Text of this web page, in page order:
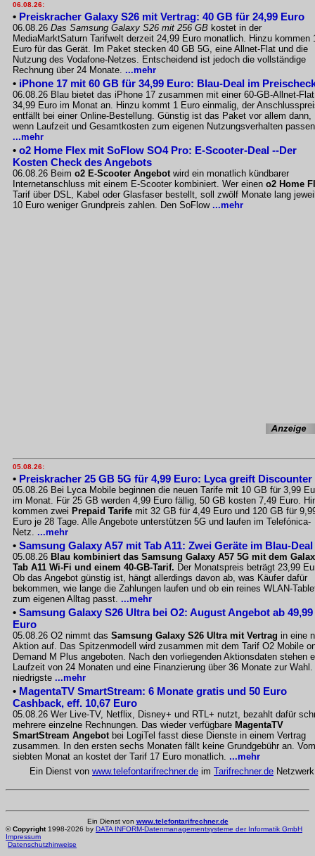
06.08.26:
• Preiskracher Galaxy S26 mit Vertrag: 40 GB für 24,99 Euro
06.08.26 Das Samsung Galaxy S26 mit 256 GB kostet in der
MediaMarktSaturn Tarifwelt derzeit 24,99 Euro monatlich. Hinzu kommen
Euro für das Gerät. Im Paket stecken 40 GB 5G, eine Allnet-Flat und die
Nutzung des Vodafone-Netzes. Entscheidend ist jedoch die vollständige
Rechnung über 24 Monate. ...mehr
• iPhone 17 mit 60 GB für 34,99 Euro: Blau-Deal im
06.08.26 Blau bietet das iPhone 17 zusammen mit einer 60-GB-Allnet-
34,99 Euro im Monat an. Hinzu kommt 1 Euro einmalig, der
entfällt bei einer Online-Bestellung. Günstig ist das Paket vor allem dann,
wenn Laufzeit und Gesamtkosten zum eigenen Nutzungsverhalten
...mehr
• o2 Home Flex mit SoFlow SO4 Pro: E-Scooter-Deal --Der
Kosten Check des Angebots
06.08.26 Beim o2 E-Scooter Angebotwird ein monatlich kündbarer
Internetanschluss mit einem E-Scooter kombiniert. Wer einen o2 Home
Tarif über DSL, Kabel oder Glasfaser bestellt, soll zwölf Monate lang
10 Euro weniger Grundpreis zahlen. Den SoFlow ...mehr
05.08.26:
• Preiskracher 25 GB 5G für 4,99 Euro: Lyca greift Discounter
05.08.26 Bei Lyca Mobile beginnen die neuen Tarife mit 10 GB für 3,99
im Monat. Für 25 GB werden 4,99 Euro fällig, 50 GB kosten 7,49 Euro.
kommen zwei Prepaid Tarife mit 32 GB für 4,49 Euro und 120 GB für
Euro je 28 Tage. Alle Angebote unterstützen 5G und laufen im Telefónica-
Netz. ...mehr
• Samsung Galaxy A57 mit Tab A11: Zwei Geräte im Blau-Deal
05.08.26 Blau kombiniert das Samsung Galaxy A57 5G mit dem
Tab A11 Wi-Fi und einem 40-GB-Tarif. Der Monatspreis beträgt 23,99
Ob das Angebot günstig ist, hängt allerdings davon ab, was Käufer dafür
bekommen, wie lange die Zahlungen laufen und ob ein reines WLAN-
zum eigenen Alltag passt. ...mehr
• Samsung Galaxy S26 Ultra bei O2: August Angebot ab 49,99
Euro
05.08.26 O2 nimmt das Samsung Galaxy S26 Ultra mit Vertrag in eine
Aktion auf. Das Spitzenmodell wird zusammen mit dem Tarif O2 Mobile
Demand M Plus angeboten. Nach den vorliegenden Aktionsdaten stehen
Laufzeit von 24 Monaten und eine Finanzierung über 36 Monate zur Wahl.
niedrigste ...mehr
• MagentaTV SmartStream: 6 Monate gratis und 50 Euro
Cashback, eff. 10,67 Euro
05.08.26 Wer Live-TV, Netflix, Disney+ und RTL+ nutzt, bezahlt dafür
mehrere einzelne Rechnungen. Das wieder verfügbare MagentaTV
SmartStream Angebotbei LogiTel fasst diese Dienste in einem Vertrag
zusammen. In den ersten sechs Monaten fällt keine Grundgebühr an. Vom
siebten Monat an kostet der Tarif 17 Euro monatlich. ...mehr
Ein Dienst von www.telefontarifrechner.de im Tarifrechner.de Netzwerk
Ein Dienst von www.telefontarifrechner.de
©Copyright1998-2026 by DATA INFORM-Datenmanagementsysteme der Informatik GmbH
Impressum
Datenschutzhinweise